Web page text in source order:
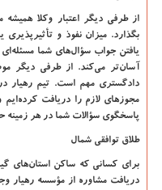
از طرفی دیگر اعتبار وکلا همیشه
بگذارد. میزان نفوذ و
یافتن جواب سؤال‌های شما
آسان‌تر می‌کند. از طرفی دیگر
دادگستری مهم است. تیم رهیار
مجوزهای لازم را دریافت
پاسخگوی سؤالات شما در هر زمینه
طلاق توافقی شمال
برای کسانی که ساکن استان‌های
دریافت مشاوره از مؤسسه رهیار